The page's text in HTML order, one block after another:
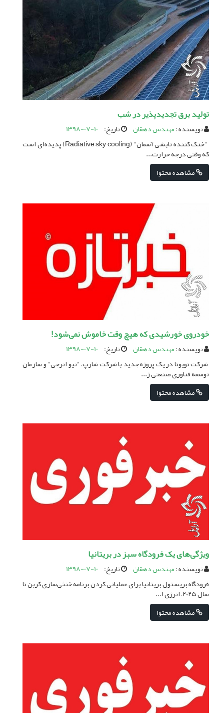
تولید برق تجدیدپذیر در شب
نویسنده :مهندس دهقان تاریخ: 1398-07-10
"خنک کننده تابشی آسمان" (Radiative sky cooling) پدیده‌ای است
که وقتی درجه حرارت...
مشاهده محتوا
خودروی خورشیدی که هیچ وقت خاموش نمی‌شود!
نویسنده :مهندس دهقان تاریخ: 1398-07-10
شرکت تویوتا در یک پروژه جدید با شرکت شارپ، "نیو انرجی" و سازمان
توسعه فناوری صنعتی ژ...
مشاهده محتوا
ویژگی‌های یک فرودگاه سبز در بریتانیا
نویسنده :مهندس دهقان تاریخ: 1398-07-10
فرودگاه بریستول بریتانیا برای عملیاتی کردن برنامه خنثی‌سازی کربن تا
سال ۲۰۲۵، انرژی ا...
مشاهده محتوا